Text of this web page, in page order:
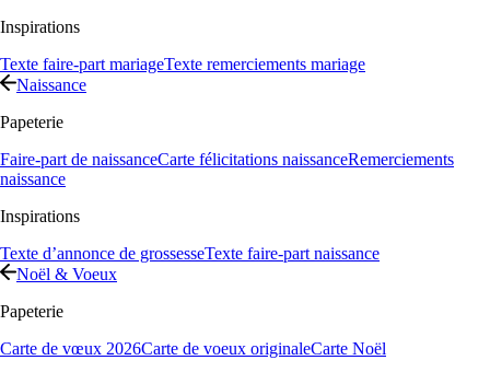
Inspirations
Texte faire-part mariageTexte remerciements mariage
Naissance
Papeterie
Faire-part de naissanceCarte félicitations naissanceRemerciements
naissance
Inspirations
Texte d’annonce de grossesseTexte faire-part naissance
Noël & Voeux
Papeterie
Carte de vœux 2026Carte de voeux originaleCarte Noël